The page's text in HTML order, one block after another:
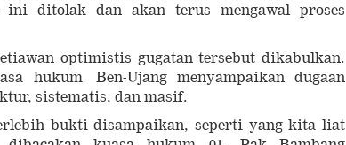
ini ditolak dan akan terus mengawal proses
optimistis gugatan tersebut dikabulkan.
hukum Ben-Ujang menyampaikan dugaan
sistematis, dan masif.
bukti disampaikan, seperti yang kita liat